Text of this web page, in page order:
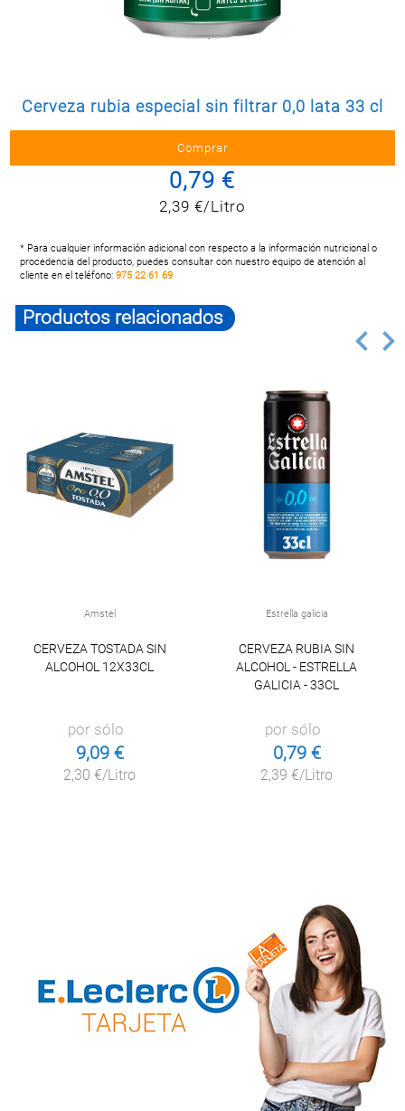
LIMPIEZA
Cerveza rubia especial sin filtrar 0,0 lata 33 cl
0,79 €
2,39 €/Litro
* Para cualquier información adicional con respecto a la información nutricional o
procedencia del producto, puedes consultar con nuestro equipo de atención al
cliente en el teléfono:975 22 61 69
Productos relacionados
Amstel
CERVEZA TOSTADA SIN
ALCOHOL 12X33CL
por sólo
9,09 €
2,30 €/Litro
Estrella galicia
CERVEZA RUBIA SIN
ALCOHOL - ESTRELLA
GALICIA - 33CL
por sólo
0,79 €
2,39 €/Litro